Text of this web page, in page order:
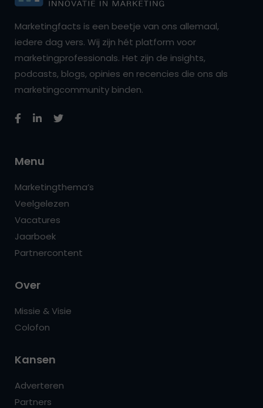
Marketingfacts is een beetje van ons allemaal,
iedere dag vers. Wij zijn hét platform voor
marketingprofessionals. Het zijn de insights,
podcasts, blogs, opinies en recencies die ons als
marketingcommunity binden.
Menu
Marketingthema’s
Veelgelezen
Vacatures
Jaarboek
Partnercontent
Over
Missie & Visie
Colofon
Kansen
Adverteren
Partners